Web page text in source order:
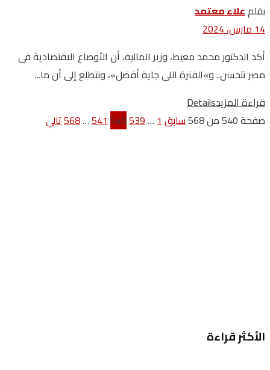
بقلمعلاء معتمد
14 مارس، 2024
أكد الدكتور محمد معيط، وزير المالية، أن الأوضاع الاقتصادية فى
مصر تتحسن.. و»الفترة اللى جاية أفضل»، ونتطلع إلى أن ما...
قراءة المزيدDetails
صفحة 540 من 568
سابق1
…
539
540
541
…
568تالي
الأكثر قراءة